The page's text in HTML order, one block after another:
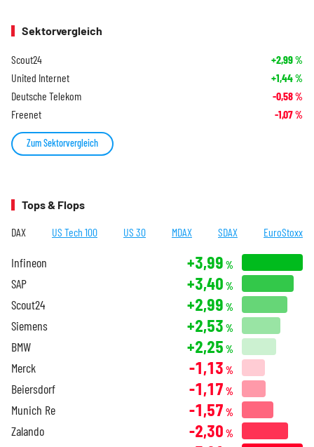
Sektorvergleich
Scout24 +2,99%
United Internet +1,44%
Deutsche Telekom -0,58%
Freenet -1,07%
Zum Sektorvergleich
Tops & Flops
DAX US Tech 100 US 30 MDAX SDAX EuroStoxx
Infineon +3,99 %
SAP +3,40 %
Scout24 +2,99 %
Siemens +2,53 %
BMW +2,25 %
Merck -1,13 %
Beiersdorf -1,17 %
Munich Re -1,57 %
Zalando -2,30 %